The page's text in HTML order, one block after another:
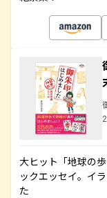
大ヒット「地球の
ックエッセイ。イ
た